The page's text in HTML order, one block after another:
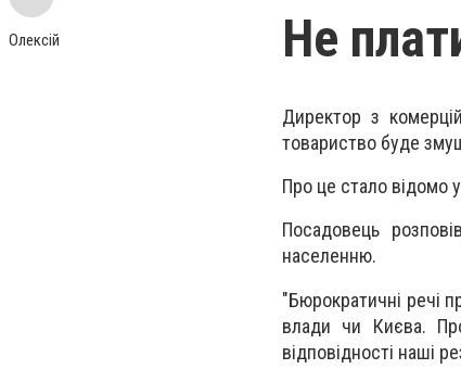
Олексій Не
Директор з
товариство буде
Про це стало відомо
Посадовець
населенню.
"Бюрократичні речі
влади чи Києва.
відповідності наші